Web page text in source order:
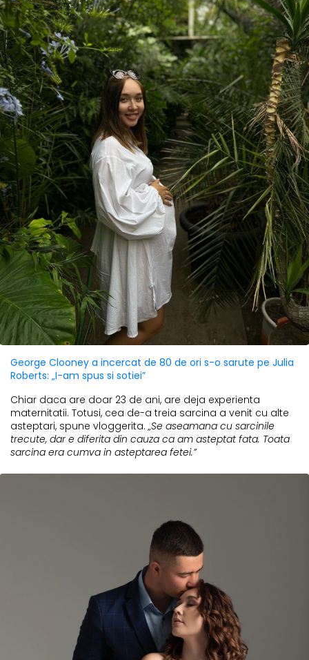
George Clooney a incercat de 80 de ori s-o sarute pe Julia
Roberts: „I-am spus si sotiei”
Chiar daca are doar 23 de ani, are deja experienta
maternitatii. Totusi, cea de-a treia sarcina a venit cu alte
asteptari, spune vloggerita.„Se aseamana cu sarcinile
trecute, dar e diferita din cauza ca am asteptat fata. Toata
sarcina era cumva in asteptarea fetei.”